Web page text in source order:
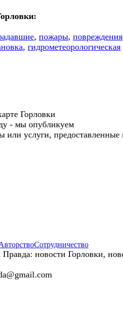
, пожары, повреждения
, гидрометеорологическая
Горловки
- мы опубликуем
или услуги, предоставленные
Сотрудничество
новости Горловки,